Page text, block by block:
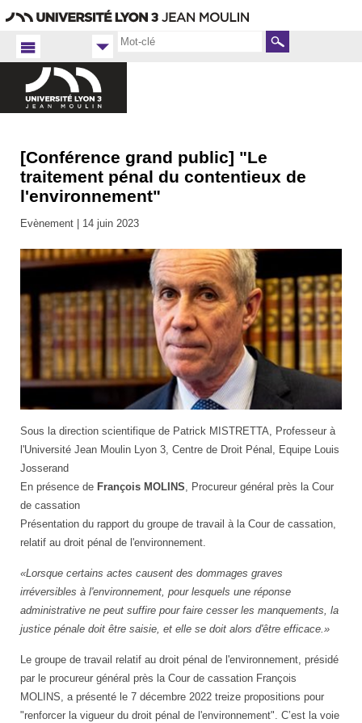
Rechercher
Accueil
FR
Droit
2022-
[Conférence grand public] "Le
traitement pénal du contentieux de
l'environnement"
Evènement | 14 juin 2023
Vignette
Francois
Molins
2023.png
Sous la direction scientifique de Patrick MISTRETTA, Professeur à
l'Université Jean Moulin Lyon 3, Centre de Droit Pénal, Equipe Louis
Josserand
En présence de François MOLINS, Procureur général près la Cour
de cassation
Présentation du rapport du groupe de travail à la Cour de cassation,
relatif au droit pénal de l'environnement.
Lorsque certains actes causent des dommages graves
irréversibles à l'environnement, pour lesquels une réponse
administrative ne peut suffire pour faire cesser les manquements, la
justice pénale doit être saisie, et elle se doit alors d'être efficace.
Le groupe de travail relatif au droit pénal de l'environnement, présidé
par le procureur général près la Cour de cassation François
MOLINS, a présenté le 7 décembre 2022 treize propositions pour
"renforcer la vigueur du droit pénal de l'environnement". C’est la voie